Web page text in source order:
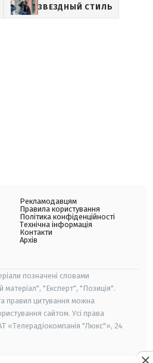
ЗВЕЗДНЫЙ СТИЛЬ
Рекламодавцям
Правила користування
Політика конфіденційності
Технічна інформація
Контакти
Архів
позначені словами
"Експерт", "Позиція".
правил цитування можна
сайтом. Усі права
«Телерадіокомпанія "Люкс"», 24